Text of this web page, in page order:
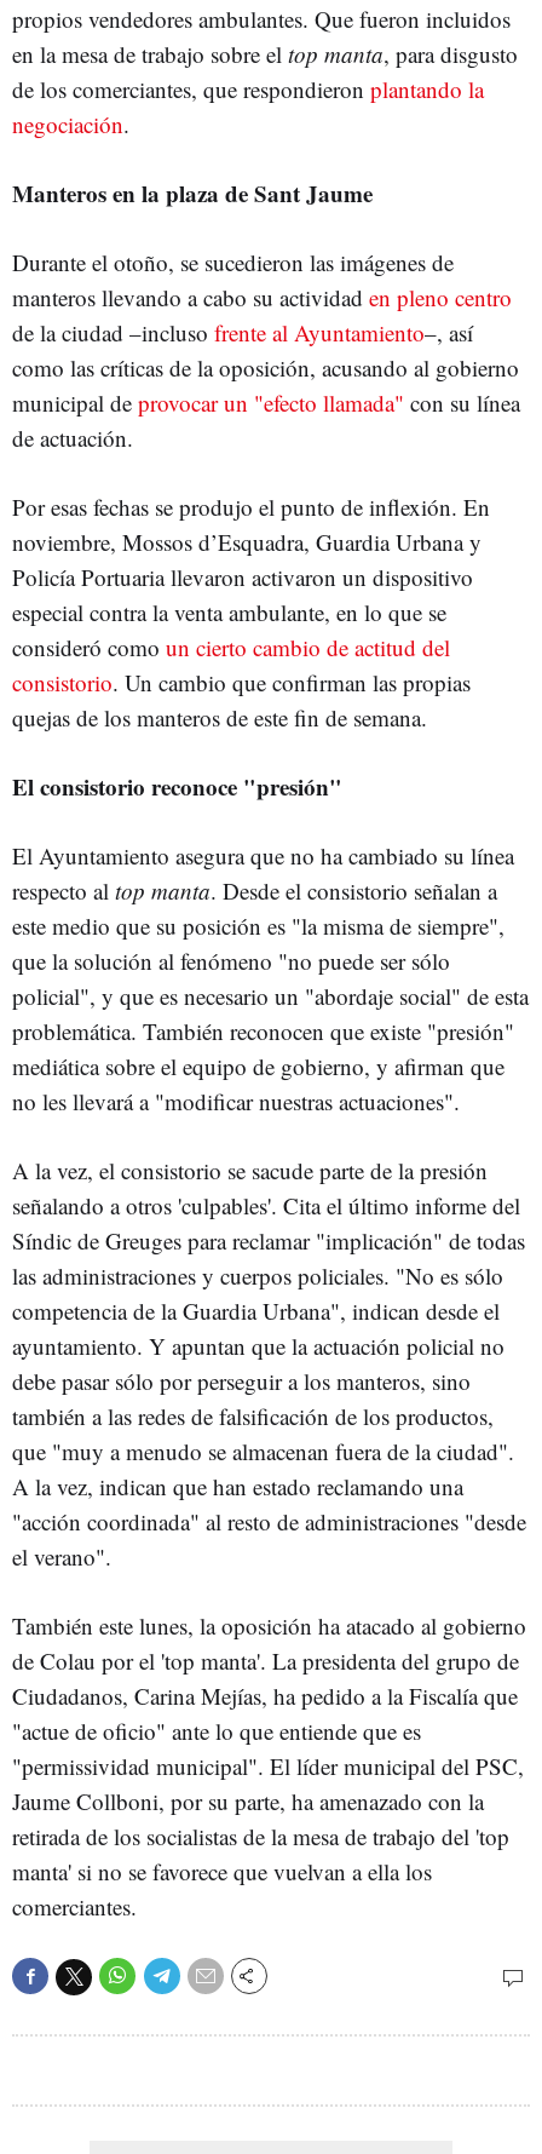
propios vendedores ambulantes. Que fueron incluidos
en la mesa de trabajo sobre el top manta, para disgusto
de los comerciantes, que respondieron plantando la
negociación.
Manteros en la plaza de Sant Jaume
Durante el otoño, se sucedieron las imágenes de
manteros llevando a cabo su actividad en pleno centro
de la ciudad –incluso frente al Ayuntamiento–, así
como las críticas de la oposición, acusando al gobierno
municipal de provocar un "efecto llamada" con su línea
de actuación.
Por esas fechas se produjo el punto de inflexión. En
noviembre, Mossos d’Esquadra, Guardia Urbana y
Policía Portuaria llevaron activaron un dispositivo
especial contra la venta ambulante, en lo que se
consideró como un cierto cambio de actitud del
consistorio. Un cambio que confirman las propias
quejas de los manteros de este fin de semana.
El consistorio reconoce "presión"
El Ayuntamiento asegura que no ha cambiado su línea
respecto al top manta. Desde el consistorio señalan a
este medio que su posición es "la misma de siempre",
que la solución al fenómeno "no puede ser sólo
policial", y que es necesario un "abordaje social" de esta
problemática. También reconocen que existe "presión"
mediática sobre el equipo de gobierno, y afirman que
no les llevará a "modificar nuestras actuaciones".
A la vez, el consistorio se sacude parte de la presión
señalando a otros 'culpables'. Cita el último informe del
Síndic de Greuges para reclamar "implicación" de todas
las administraciones y cuerpos policiales. "No es sólo
competencia de la Guardia Urbana", indican desde el
ayuntamiento. Y apuntan que la actuación policial no
debe pasar sólo por perseguir a los manteros, sino
también a las redes de falsificación de los productos,
que "muy a menudo se almacenan fuera de la ciudad".
A la vez, indican que han estado reclamando una
"acción coordinada" al resto de administraciones "desde
el verano".
También este lunes, la oposición ha atacado al gobierno
de Colau por el 'top manta'. La presidenta del grupo de
Ciudadanos, Carina Mejías, ha pedido a la Fiscalía que
"actue de oficio" ante lo que entiende que es
"permissividad municipal". El líder municipal del PSC,
Jaume Collboni, por su parte, ha amenazado con la
retirada de los socialistas de la mesa de trabajo del 'top
manta' si no se favorece que vuelvan a ella los
comerciantes.